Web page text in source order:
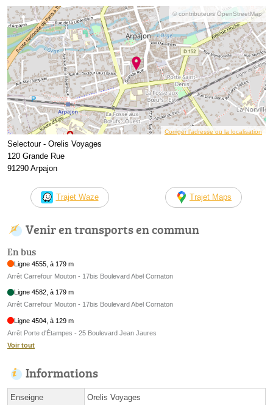
© contributeurs OpenStreetMap
Corriger l’adresse ou la localisation
Selectour - Orelis Voyages
120 Grande Rue
91290 Arpajon
Trajet Waze Trajet Maps
Venir en transports en commun
En bus
Ligne 4555, à 179 m
Arrêt Carrefour Mouton - 17bis Boulevard Abel Cornaton
Ligne 4582, à 179 m
Arrêt Carrefour Mouton - 17bis Boulevard Abel Cornaton
Ligne 4504, à 129 m
Arrêt Porte d'Étampes - 25 Boulevard Jean Jaures
Voir tout
Informations
Enseigne Orelis Voyages